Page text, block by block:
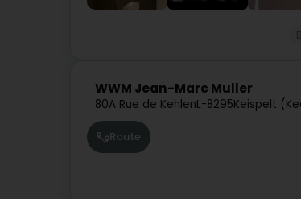
WWM Jean-Marc Muller
80A Rue de KehlenL-8295Keispelt
Route